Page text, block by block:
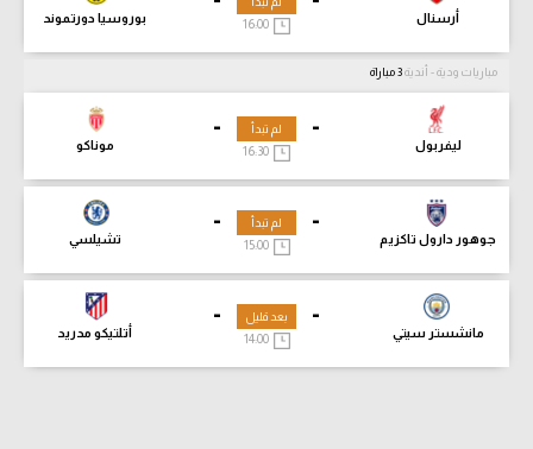
أرسنال بوروسيا دورتموند
مباريات ودية - أندية
-
ليفربول
-
موناكو
لم تبدأ
-
جوهور دارول تاكزيم
-
تشيلسي
لم تبدأ
15:00
-
مانشستر سيتي
-
أتلتيكو مدريد
بعد قليل
14:00